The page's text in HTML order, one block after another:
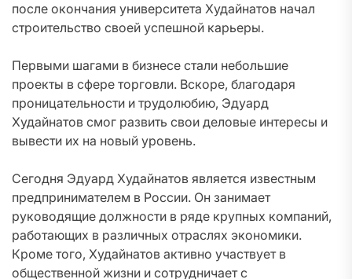
после окончания университета Худайнатов начал
строительство своей успешной карьеры.
Первыми шагами в бизнесе стали небольшие
проекты в сфере торговли. Вскоре, благодаря
проницательности и трудолюбию, Эдуард
Худайнатов смог развить свои деловые интересы и
вывести их на новый уровень.
Сегодня Эдуард Худайнатов является известным
предпринимателем в России. Он занимает
руководящие должности в ряде крупных компаний,
работающих в различных отраслях экономики.
Кроме того, Худайнатов активно участвует в
общественной жизни и сотрудничает с